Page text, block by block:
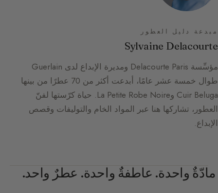
مبدعة دليل العطور
Sylvaine Delacourte
مؤسِّسة Delacourte Paris ومديرة الإبداع لدى Guerlain
طوال خمسة عشر عامًا، أبدعت أكثر من 70 عطرًا من بينها
Cuir Beluga وLa Petite Robe Noire. حياة كرّستها لفنّ
العطور، تشاركها هنا عبر المواد الخام والتوليفات وقصص
الإبداع.
مادّةٌ واحدة. عاطفةٌ واحدة. عطرٌ واحد.